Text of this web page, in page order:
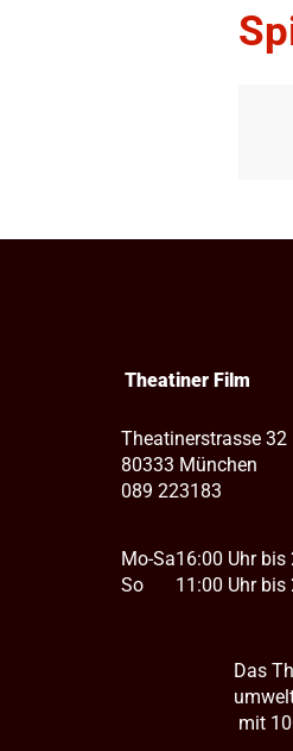
Theatiner Film
Theatinerstrasse 32
80333 München
089 223183
Mo-Sa
So
16:00 Uhr bis
11:00 Uhr bis
Das
mit